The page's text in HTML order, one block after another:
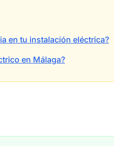
en tu instalación eléctrica?
en Málaga?